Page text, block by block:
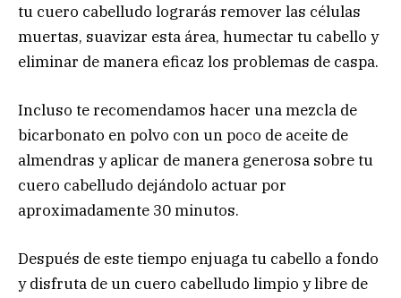
tu cuero cabelludo lograrás remover las células
muertas, suavizar esta área, humectar tu cabello y
eliminar de manera eficaz los problemas de caspa.
Incluso te recomendamos hacer una mezcla de
bicarbonato en polvo con un poco de aceite de
almendras y aplicar de manera generosa sobre tu
cuero cabelludo dejándolo actuar por
aproximadamente 30 minutos.
Después de este tiempo enjuaga tu cabello a fondo
y disfruta de un cuero cabelludo limpio y libre de